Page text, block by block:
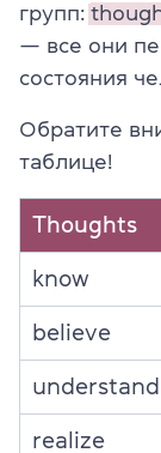
групп:
— все они
состояния
Обратите
таблице!
Thoughts
know
believe
understand
realize